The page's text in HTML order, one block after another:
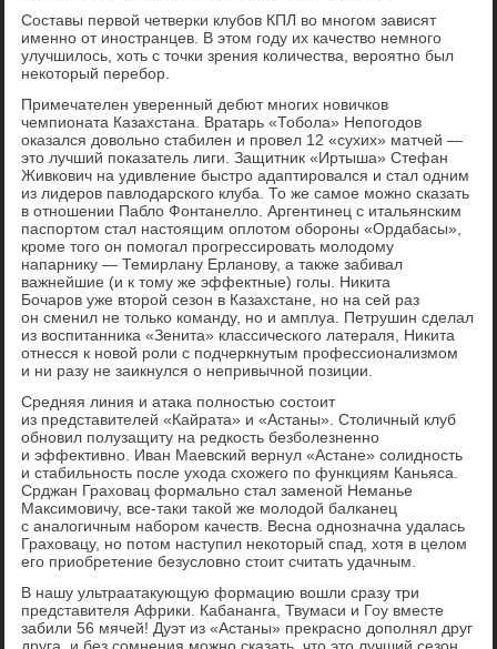
Составы первой четверки клубов КПЛ во многом зависят
именно от иностранцев. В этом году их качество немного
улучшилось, хоть с точки зрения количества, вероятно был
некоторый перебор.
Примечателен уверенный дебют многих новичков
чемпионата Казахстана. Вратарь «Тобола» Непогодов
оказался довольно стабилен и провел 12 «сухих» матчей —
это лучший показатель лиги. Защитник «Иртыша» Стефан
Живкович на удивление быстро адаптировался и стал одним
из лидеров павлодарского клуба. То же самое можно сказать
в отношении Пабло Фонтанелло. Аргентинец с итальянским
паспортом стал настоящим оплотом обороны «Ордабасы»,
кроме того он помогал прогрессировать молодому
напарнику — Темирлану Ерланову, а также забивал
важнейшие (и к тому же эффектные) голы. Никита
Бочаров уже второй сезон в Казахстане, но на сей раз
он сменил не только команду, но и амплуа. Петрушин сделал
из воспитанника «Зенита» классического латераля, Никита
отнесся к новой роли с подчеркнутым профессионализмом
и ни разу не заикнулся о непривычной позиции.
Средняя линия и атака полностью состоит
из представителей «Кайрата» и «Астаны». Столичный клуб
обновил полузащиту на редкость безболезненно
и эффективно. Иван Маевский вернул «Астане» солидность
и стабильность после ухода схожего по функциям Каньяса.
Срджан Граховац формально стал заменой Неманье
Максимовичу, все-таки такой же молодой балканец
с аналогичным набором качеств. Весна однозначна удалась
Граховацу, но потом наступил некоторый спад, хотя в целом
его приобретение безусловно стоит считать удачным.
В нашу ультраатакующую формацию вошли сразу три
представителя Африки. Кабананга, Твумаси и Гоу вместе
забили 56 мячей! Дуэт из «Астаны» прекрасно дополнял друг